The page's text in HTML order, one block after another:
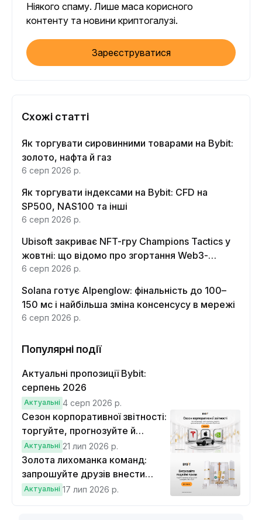
Ніякого спаму. Лише маса корисного
контенту та новини криптогалузі.
Зареєструватися
Схожі статті
Як торгувати сировинними товарами на Bybit:
золото, нафта й газ
6 серп 2026 р.
Як торгувати індексами на Bybit: CFD на
SP500, NAS100 та інші
6 серп 2026 р.
Ubisoft закриває NFT-гру Champions Tactics у
жовтні: що відомо про згортання Web3-
функцій
6 серп 2026 р.
Solana готує Alpenglow: фінальність до 100–
150 мс і найбільша зміна консенсусу в мережі
6 серп 2026 р.
Популярні події
Актуальні пропозиції Bybit:
серпень 2026
Актуальні 4 серп 2026 р.
Сезон корпоративної звітності:
торгуйте, прогнозуйте й
вигравайте Cybertruck
Актуальні 21 лип 2026 р.
Золота лихоманка команд:
запрошуйте друзів внести
депозит на $100 і торгувати на
Актуальні 17 лип 2026 р.